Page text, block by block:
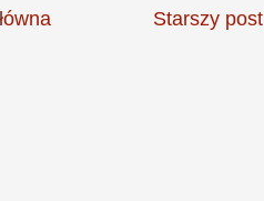
Starszy post